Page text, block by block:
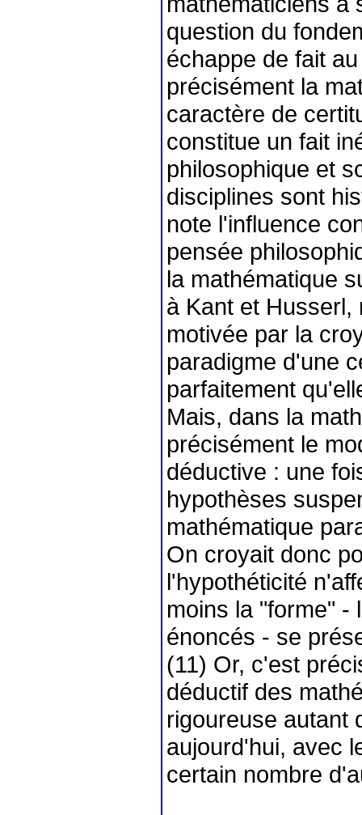
question du
échappe de fait
précisément la
caractère de
constitue un fait
philosophique et
disciplines sont
note l'influence
pensée
la mathématique
à Kant et Husserl,
motivée par la
paradigme d'une
parfaitement
Mais, dans la
précisément le
déductive : une
hypothèses
mathématique
On croyait donc
l'hypothéticité
moins la "forme" -
énoncés - se
(11) Or, c'est
déductif des
rigoureuse autant
aujourd'hui, avec
certain nombre